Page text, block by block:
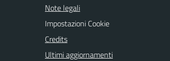
Note legali
Impostazioni Cookie
Credits
Ultimi aggiornamenti